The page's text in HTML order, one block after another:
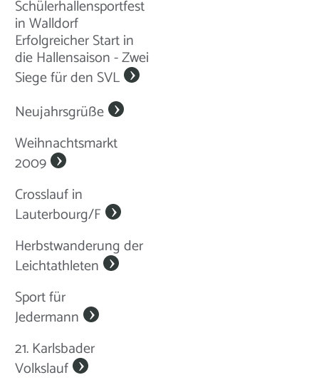
Schülerhallensportfest
in Walldorf
Erfolgreicher Start in
die Hallensaison - Zwei
Siege für den SVL
Neujahrsgrüße
Weihnachtsmarkt
2009
Crosslauf in
Lauterbourg/F
Herbstwanderung der
Leichtathleten
Sport für
Jedermann
21. Karlsbader
Volkslauf